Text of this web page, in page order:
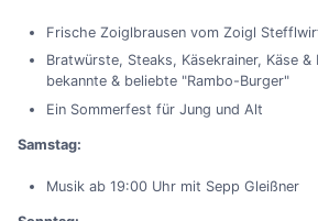
Frische Zoiglbrausen vom Zoigl
Bratwürste, Steaks, Käsekrainer, Käse
bekannte & beliebte "Rambo-Burger"
Ein Sommerfest für Jung und Alt
Samstag:
Musik ab 19:00 Uhr mit Sepp Gleißner